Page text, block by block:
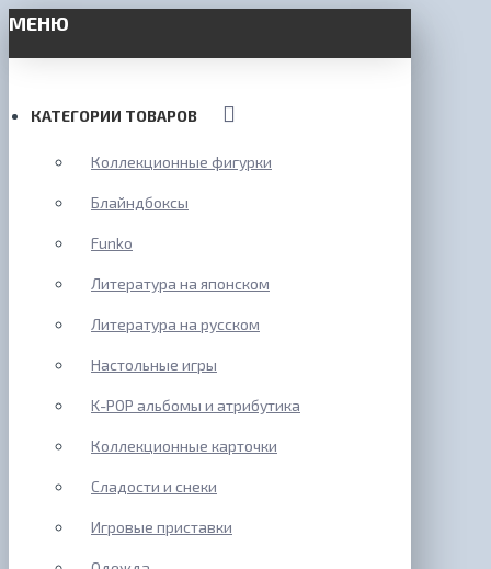
МЕНЮ
КАТЕГОРИИ ТОВАРОВ
Коллекционные фигурки
Блайндбоксы
Funko
Литература на японском
Литература на русском
Настольные игры
K-POP альбомы и атрибутика
Коллекционные карточки
Сладости и снеки
Игровые приставки